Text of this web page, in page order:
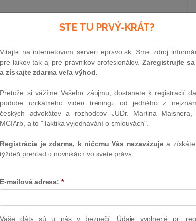
ID: 5228 upozornenie pre užívateľov
práva Únie prevádzkovatelia
nevykonávajú verejný
autorským právom, ktorý
platforiem nezákonne
prenos v rozpore s autorským právom
sprístupnenia platforiem prispievajú k tomu, aby
samej, hudobný producent Frank Peterson žaluje
Google pred nemeckými súdmi v súvislosti s tým,
na internete viaceré zvukové záznamy, o ktorých
vykonávali používatelia tejto platformy bez jej
Symphony interpretky Sarah Brightman, ako aj
STE TU PRVÝ-KRÁT?
Vitajte na internetovom serveri epravo.sk. Sme zdroj
pre laikov tak aj pre právnikov profesionálov. Zaregistrujte
a získajte zdarma veľa výhod.
Pretože si vážíme Vašeho záujmu, dostanete k registracií
podobe unikátneho video tréningu od jedného z
českých advokátov a rozhodcov JUDr. Martina Maisnera,
MCIArb, a to "Taktika vyjednávání o smlouvách".
Registrácia je zdarma, k ničomu Vás nezaväzuje a
týždeň prehľad o novinkách vo svete práva.
E-mailová adresa: *
Vaše dáta sú u nás v bezpečí. Údaje vyplnené pri